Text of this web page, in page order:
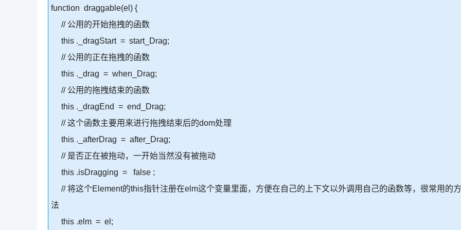
function draggable(el) {
// 公用的开始拖拽的函数
this ._dragStart = start_Drag;
// 公用的正在拖拽的函数
this ._drag = when_Drag;
// 公用的拖拽结束的函数
this ._dragEnd = end_Drag;
// 这个函数主要用来进行拖拽结束后的dom处理
this ._afterDrag = after_Drag;
// 是否正在被拖动，一开始当然没有被拖动
this .isDragging = false ;
// 将这个Element的this指针注册在elm这个变量里面，方便在自己的上下文以外调用自己的函数等，很常用的方
法
this .elm = el;